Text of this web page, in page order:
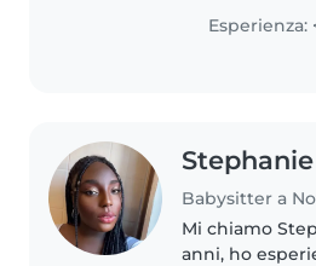
studiato
capisco bene i
bambini e so
Esperienza:
Stephanie
Babysitter a
Mi chiamo
anni, ho